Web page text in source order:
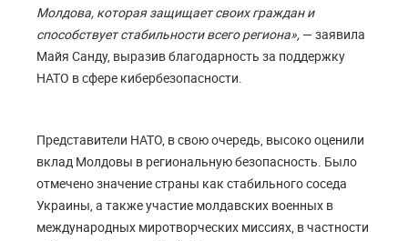
Молдова, которая защищает своих граждан и
способствует стабильности всего региона», — заявила
Майя Санду, выразив благодарность за поддержку
НАТО в сфере кибербезопасности.
Представители НАТО, в свою очередь, высоко оценили
вклад Молдовы в региональную безопасность. Было
отмечено значение страны как стабильного соседа
Украины, а также участие молдавских военных в
международных миротворческих миссиях, в частности